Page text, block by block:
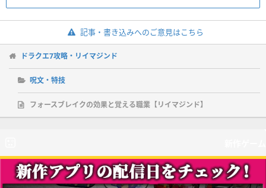
記事・書き込みへのご意見はこちら
ドラクエ7攻略・リイマジンド
呪文・特技
フォースブレイクの効果と覚える職業【リイマジンド】